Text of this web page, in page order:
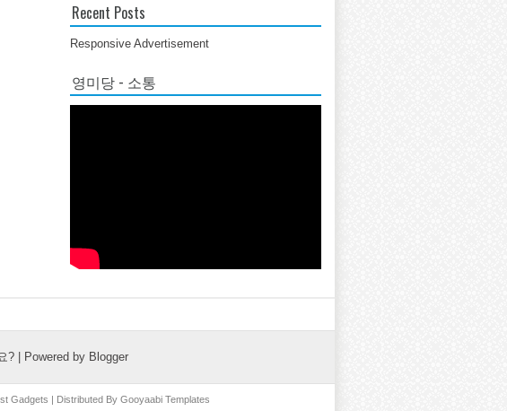
Recent Posts
Responsive Advertisement
영미당 - 소통
? | Powered by Blogger
Gadgets | Distributed By Gooyaabi Templates